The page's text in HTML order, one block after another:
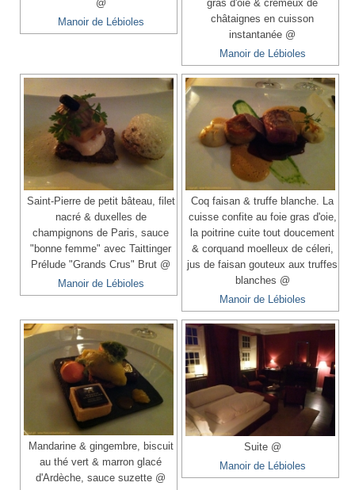
@
Manoir de Lébioles
gras d'oie & crémeux de
châtaignes en cuisson
instantanée @
Manoir de Lébioles
Saint-Pierre de petit bâteau, filet
nacré & duxelles de
champignons de Paris, sauce
"bonne femme" avec Taittinger
Prélude "Grands Crus" Brut @
Manoir de Lébioles
Coq faisan & truffe blanche. La
cuisse confite au foie gras d'oie,
la poitrine cuite tout doucement
& corquand moelleux de céleri,
jus de faisan gouteux aux truffes
blanches @
Manoir de Lébioles
Mandarine & gingembre, biscuit
au thé vert & marron glacé
d'Ardèche, sauce suzette @
Suite @
Manoir de Lébioles